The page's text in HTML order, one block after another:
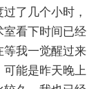
了几个小时，
室看下时间已经
等我一觉醒过来
能是昨天晚上